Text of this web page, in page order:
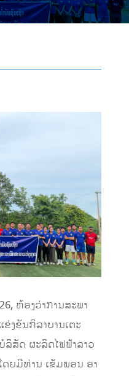
ຫ້ອງວ່າການສະພາ
ງຂັນກິລາບານເຕະ
ສັດ ຜະລິດໄຟຟ້າລາວ
ດຍມີທ່ານ ເຂັມພອນ ອາ